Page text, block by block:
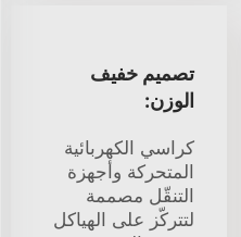
تصميم خفيف
الوزن:
كراسي الكهربائية
المتحركة وأجهزة
التنقّل مصممة
لتتركّز على الهياكل